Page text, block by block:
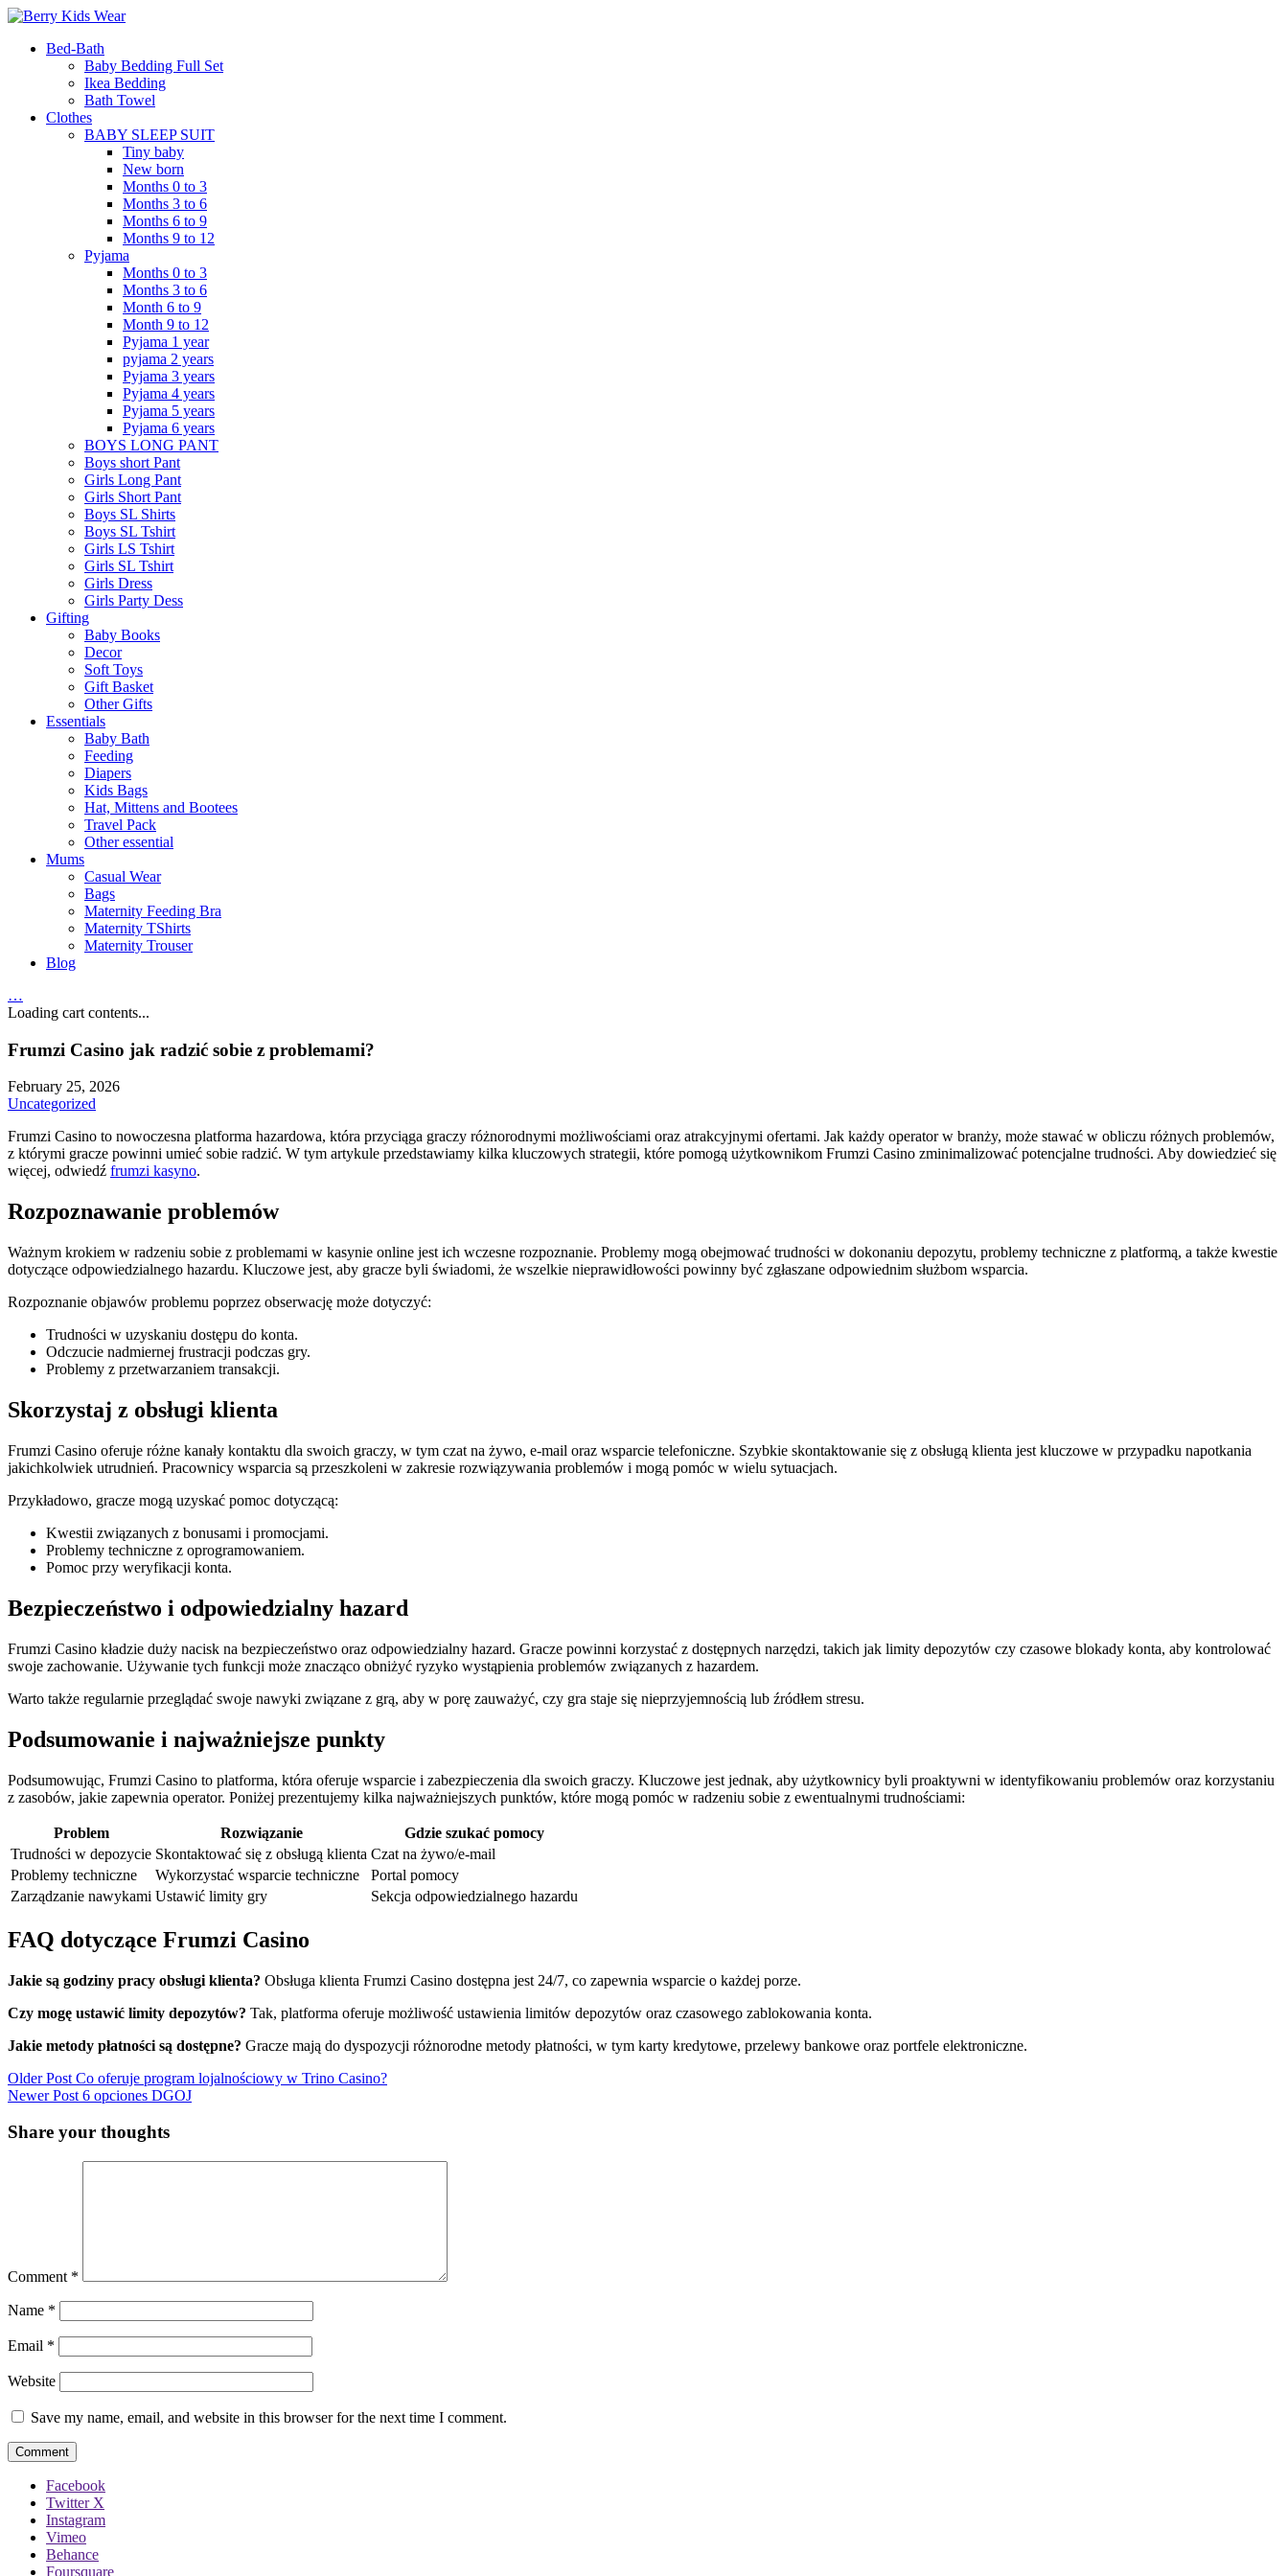
Bed-Bath
Baby Bedding Full Set
Ikea Bedding
Bath Towel
Clothes
BABY SLEEP SUIT
Tiny baby
New born
Months 0 to 3
Months 3 to 6
Months 6 to 9
Months 9 to 12
Pyjama
Months 0 to 3
Months 3 to 6
Month 6 to 9
Month 9 to 12
Pyjama 1 year
pyjama 2 years
Pyjama 3 years
Pyjama 4 years
Pyjama 5 years
Pyjama 6 years
BOYS LONG PANT
Boys short Pant
Girls Long Pant
Girls Short Pant
Boys SL Shirts
Boys SL Tshirt
Girls LS Tshirt
Girls SL Tshirt
Girls Dress
Girls Party Dess
Gifting
Baby Books
Decor
Soft Toys
Gift Basket
Other Gifts
Essentials
Baby Bath
Feeding
Diapers
Kids Bags
Hat, Mittens and Bootees
Travel Pack
Other essential
Mums
Casual Wear
Bags
Maternity Feeding Bra
Maternity TShirts
Maternity Trouser
Blog
…
Loading cart contents...
Frumzi Casino jak radzić sobie z problemami?
February 25, 2026
Uncategorized
Frumzi Casino to nowoczesna platforma hazardowa, która przyciąga graczy różnorodnymi możliwościami oraz atrakcyjnymi ofertami. Jak każdy operator w branży, może stawać w obliczu różnych problemów,
z którymi gracze powinni umieć sobie radzić. W tym artykule przedstawiamy kilka kluczowych strategii, które pomogą użytkownikom Frumzi Casino zminimalizować potencjalne trudności. Aby dowiedzieć się
więcej, odwiedź frumzi kasyno.
Rozpoznawanie problemów
Ważnym krokiem w radzeniu sobie z problemami w kasynie online jest ich wczesne rozpoznanie. Problemy mogą obejmować trudności w dokonaniu depozytu, problemy techniczne z platformą, a także kwestie
dotyczące odpowiedzialnego hazardu. Kluczowe jest, aby gracze byli świadomi, że wszelkie nieprawidłowości powinny być zgłaszane odpowiednim służbom wsparcia.
Rozpoznanie objawów problemu poprzez obserwację może dotyczyć:
Trudności w uzyskaniu dostępu do konta.
Odczucie nadmiernej frustracji podczas gry.
Problemy z przetwarzaniem transakcji.
Skorzystaj z obsługi klienta
Frumzi Casino oferuje różne kanały kontaktu dla swoich graczy, w tym czat na żywo, e-mail oraz wsparcie telefoniczne. Szybkie skontaktowanie się z obsługą klienta jest kluczowe w przypadku napotkania
jakichkolwiek utrudnień. Pracownicy wsparcia są przeszkoleni w zakresie rozwiązywania problemów i mogą pomóc w wielu sytuacjach.
Przykładowo, gracze mogą uzyskać pomoc dotyczącą:
Kwestii związanych z bonusami i promocjami.
Problemy techniczne z oprogramowaniem.
Pomoc przy weryfikacji konta.
Bezpieczeństwo i odpowiedzialny hazard
Frumzi Casino kładzie duży nacisk na bezpieczeństwo oraz odpowiedzialny hazard. Gracze powinni korzystać z dostępnych narzędzi, takich jak limity depozytów czy czasowe blokady konta, aby kontrolować
swoje zachowanie. Używanie tych funkcji może znacząco obniżyć ryzyko wystąpienia problemów związanych z hazardem.
Warto także regularnie przeglądać swoje nawyki związane z grą, aby w porę zauważyć, czy gra staje się nieprzyjemnością lub źródłem stresu.
Podsumowanie i najważniejsze punkty
Podsumowując, Frumzi Casino to platforma, która oferuje wsparcie i zabezpieczenia dla swoich graczy. Kluczowe jest jednak, aby użytkownicy byli proaktywni w identyfikowaniu problemów oraz korzystaniu
z zasobów, jakie zapewnia operator. Poniżej prezentujemy kilka najważniejszych punktów, które mogą pomóc w radzeniu sobie z ewentualnymi trudnościami:
Problem Rozwiązanie
Gdzie szukać pomocy
Trudności w depozycie Skontaktować się z obsługą klienta Czat na żywo/e-mail
Problemy techniczne
Wykorzystać wsparcie techniczne
Portal pomocy
Zarządzanie nawykami Ustawić limity gry Sekcja odpowiedzialnego hazardu
FAQ dotyczące Frumzi Casino
Jakie są godziny pracy obsługi klienta? Obsługa klienta Frumzi Casino dostępna jest 24/7, co zapewnia wsparcie o każdej porze.
Czy mogę ustawić limity depozytów? Tak, platforma oferuje możliwość ustawienia limitów depozytów oraz czasowego zablokowania konta.
Jakie metody płatności są dostępne? Gracze mają do dyspozycji różnorodne metody płatności, w tym karty kredytowe, przelewy bankowe oraz portfele elektroniczne.
Older Post Co oferuje program lojalnościowy w Trino Casino?
Newer Post 6 opciones DGOJ
Share your thoughts
Comment *
Name *
Email *
Website
Save my name, email, and website in this browser for the next time I comment.
Facebook
Twitter X
Instagram
Vimeo
Behance
Foursquare